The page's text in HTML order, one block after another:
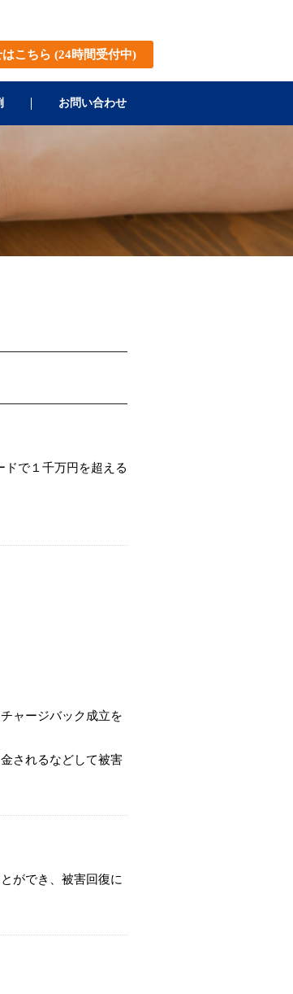
こちら (24時間受付中)
お問い合わせ
ドで１千万円を超える
ャージバック成立を
されるなどして被害
ができ、被害回復に